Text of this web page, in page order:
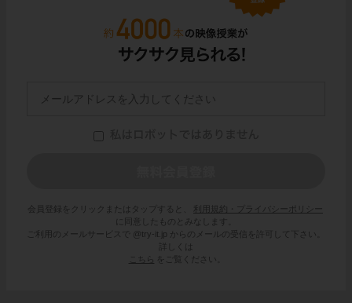
会員登録をクリックまたはタップすると、
利用規約・プライバシーポリシー
に同意したものとみなします。
ご利用のメールサービスで @try-it.jp からのメールの受信を許可して下さい。
詳しくは
こちら
をご覧ください。